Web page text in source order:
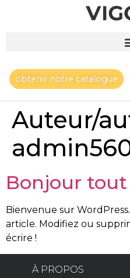
obtenir notre catalogue
Auteur/
Bonjour
Bienvenue sur
article. Modifiez ou
écrire !
À PROPOS